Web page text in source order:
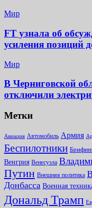
Мир
FT узнала об
усиления позиций
Мир
В Черниговской
отключили
Метки
Авиация Автомобиль Армия
Беспилотники
Венгрия Венесуэла
Путин Внешняя политика
Донбасса Военная
Дональд Трамп